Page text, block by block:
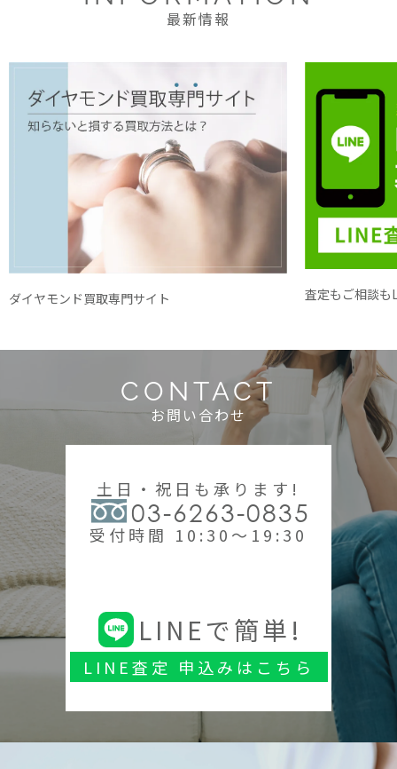
最新情報
ダイヤモンド買取専門サイト 査定もご相談も
CONTACT
お問い合わせ
土日・祝日も承ります!
03-6263-0835
受付時間 10:30～19:30
LINEで簡単!
LINE査定 申込みはこちら